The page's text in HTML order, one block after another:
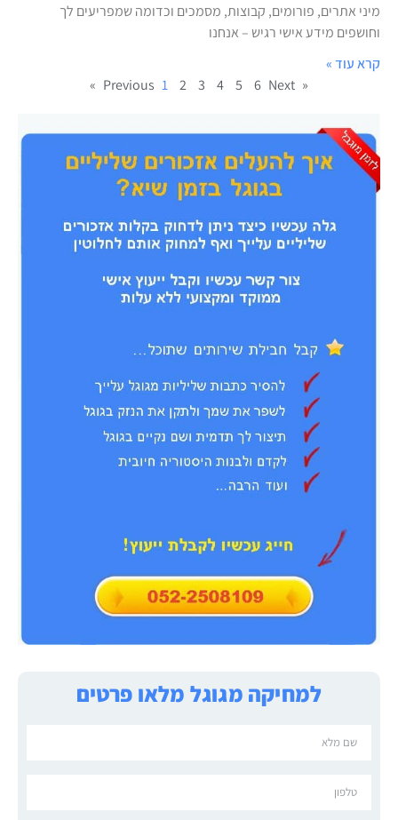
מיני אתרים, פורומים, קבוצות, מסמכים וכדומה שמפריעים לך
וחושפים מידע אישי רגיש – אנחנו
קרא עוד »
« Previous
1 2 3 4 5 6 Next »
למחיקה מגוגל מלאו פרטים